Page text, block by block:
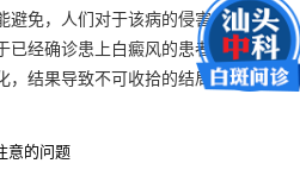
避免，人们对于该病的侵害是要有效
已经确诊患上白癜风的患者，千万不
，结果导致不可收拾的结局。
意的问题